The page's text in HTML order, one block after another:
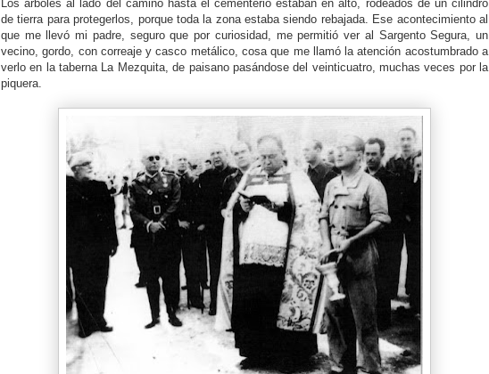
Los árboles al lado del camino hasta el cementerio estaban en alto, rodeados de un cilindro
de tierra para protegerlos, porque toda la zona estaba siendo rebajada. Ese acontecimiento al
que me llevó mi padre, seguro que por curiosidad, me permitió ver al Sargento Segura, un
vecino, gordo, con correaje y casco metálico, cosa que me llamó la atención acostumbrado a
verlo en la taberna La Mezquita, de paisano pasándose del veinticuatro, muchas veces por la
piquera.